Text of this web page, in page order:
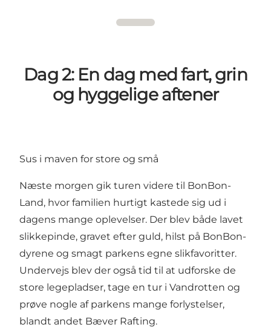
Dag 2: En dag med fart, grin
og hyggelige aftener
Sus i maven for store og små
Næste morgen gik turen videre til BonBon-
Land, hvor familien hurtigt kastede sig ud i
dagens mange oplevelser. Der blev både lavet
slikkepinde, gravet efter guld, hilst på BonBon-
dyrene og smagt parkens egne slikfavoritter.
Undervejs blev der også tid til at udforske de
store legepladser, tage en tur i Vandrotten og
prøve nogle af parkens mange forlystelser,
blandt andet Bæver Rafting.